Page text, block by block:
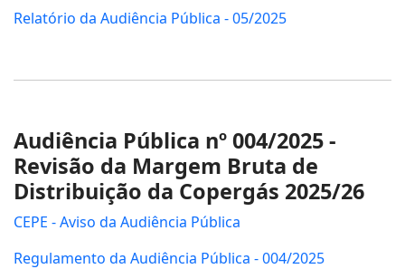
Relatório da Audiência Pública - 05/2025
Audiência Pública nº 004/2025 -
Revisão da Margem Bruta de
Distribuição da Copergás 2025/26
CEPE - Aviso da Audiência Pública
Regulamento da Audiência Pública - 004/2025